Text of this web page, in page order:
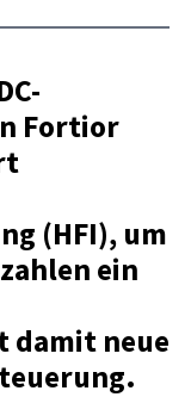
Fortior
(HFI), um
ein
damit neue